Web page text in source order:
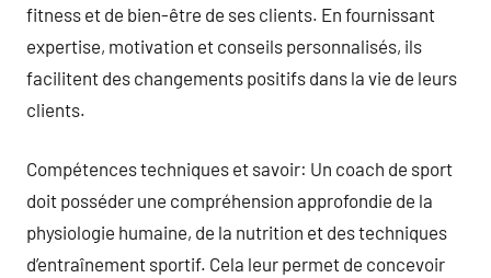
fitness et de bien-être de ses clients. En fournissant
expertise, motivation et conseils personnalisés, ils
facilitent des changements positifs dans la vie de leurs
clients.
Compétences techniques et savoir: Un coach de sport
doit posséder une compréhension approfondie de la
physiologie humaine, de la nutrition et des techniques
d’entraînement sportif. Cela leur permet de concevoir